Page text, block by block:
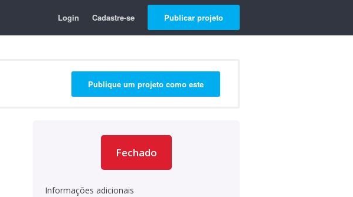
Login Cadastre-se Publicar projeto
Publique um projeto como este
Fechado
Informações adicionais